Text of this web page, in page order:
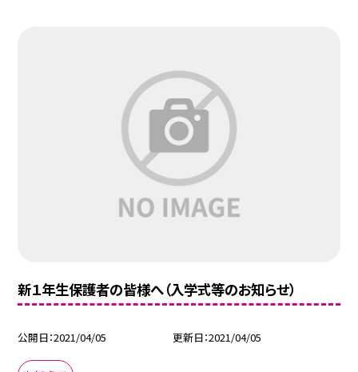
新１年生保護者の皆様へ（入学式等のお知らせ）
公開日 2021/04/05 更新日 2021/04/05